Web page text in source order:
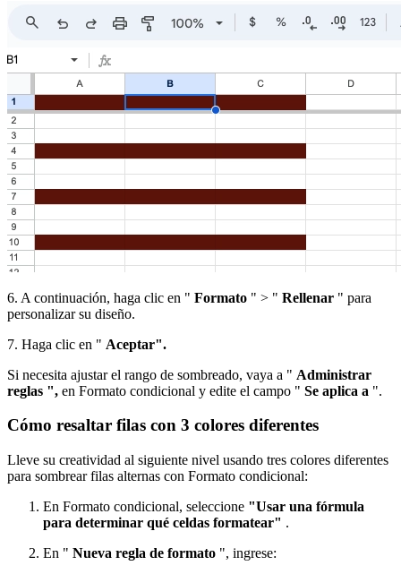
6. A continuación, haga clic en " Formato " > " Rellenar " para
personalizar su diseño.
7. Haga clic en " Aceptar".
Si necesita ajustar el rango de sombreado, vaya a " Administrar
reglas ", en Formato condicional y edite el campo " Se aplica a ".
Cómo resaltar filas con 3 colores diferentes
Lleve su creatividad al siguiente nivel usando tres colores diferentes
para sombrear filas alternas con Formato condicional:
En Formato condicional, seleccione "Usar una fórmula
para determinar qué celdas formatear" .
En " Nueva regla de formato ", ingrese: